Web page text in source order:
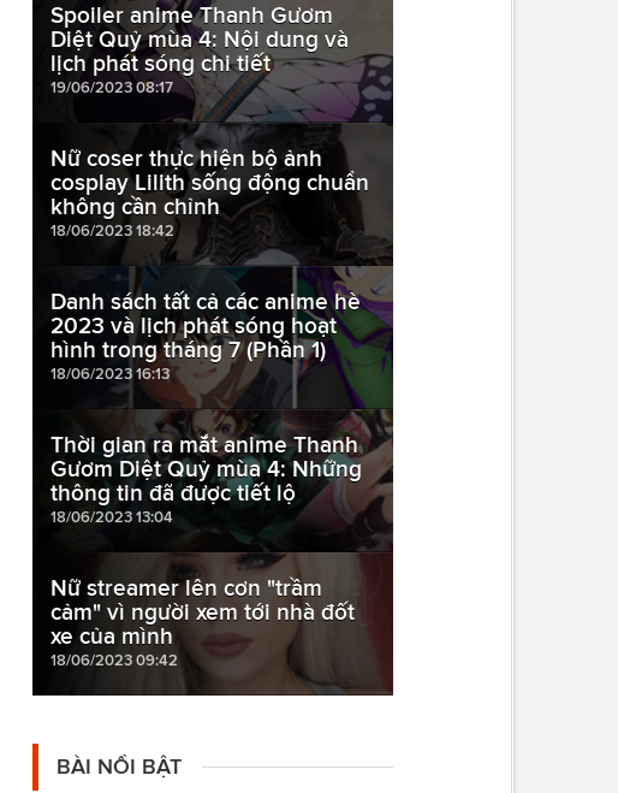
Spoiler anime Thanh Gươm
Diệt Quỷ mùa 4: Nội dung và
lịch phát sóng chi tiết
19/06/2023 08:17
Nữ coser thực hiện bộ ảnh
cosplay Lilith sống động chuẩn
không cần chỉnh
18/06/2023 18:42
Danh sách tất cả các anime hè
2023 và lịch phát sóng hoạt
hình trong tháng 7 (Phần 1)
18/06/2023 16:13
Thời gian ra mắt anime Thanh
Gươm Diệt Quỷ mùa 4: Những
thông tin đã được tiết lộ
18/06/2023 13:04
Nữ streamer lên cơn "trầm
cảm" vì người xem tới nhà đốt
xe của mình
18/06/2023 09:42
BÀI NỔI BẬT